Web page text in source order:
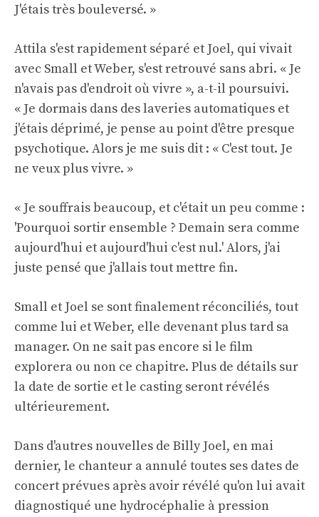
J'étais très bouleversé. »
Attila s'est rapidement séparé et Joel, qui vivait
avec Small et Weber, s'est retrouvé sans abri. « Je
n'avais pas d'endroit où vivre », a-t-il poursuivi.
« Je dormais dans des laveries automatiques et
j'étais déprimé, je pense au point d'être presque
psychotique. Alors je me suis dit : « C'est tout. Je
ne veux plus vivre. »
« Je souffrais beaucoup, et c'était un peu comme :
'Pourquoi sortir ensemble ? Demain sera comme
aujourd'hui et aujourd'hui c'est nul.' Alors, j'ai
juste pensé que j'allais tout mettre fin.
Small et Joel se sont finalement réconciliés, tout
comme lui et Weber, elle devenant plus tard sa
manager. On ne sait pas encore si le film
explorera ou non ce chapitre. Plus de détails sur
la date de sortie et le casting seront révélés
ultérieurement.
Dans d'autres nouvelles de Billy Joel, en mai
dernier, le chanteur a annulé toutes ses dates de
concert prévues après avoir révélé qu'on lui avait
diagnostiqué une hydrocéphalie à pression